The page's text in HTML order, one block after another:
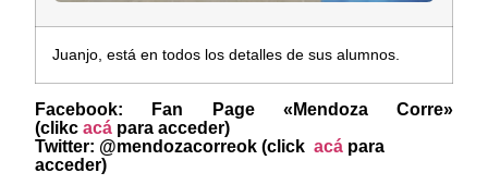
Juanjo, está en todos los detalles de sus alumnos.
Facebook: Fan Page «Mendoza Corre»
(clikc acápara acceder)
Twitter: @mendozacorreok (click acápara
acceder)